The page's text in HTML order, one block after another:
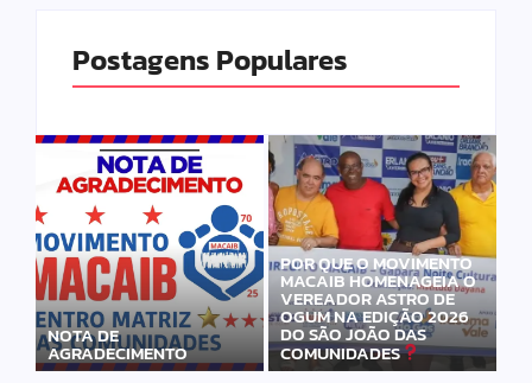
Postagens Populares
NOTA DE
AGRADECIMENTO
POR QUE O MOVIMENTO
MACAIB HOMENAGEIA O
VEREADOR ASTRO DE
OGUM NA EDIÇÃO 2026
DO SÃO JOÃO DAS
COMUNIDADES